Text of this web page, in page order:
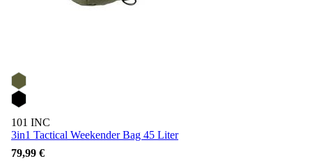
101 INC
3in1 Tactical Weekender Bag 45 Liter
79,99 €